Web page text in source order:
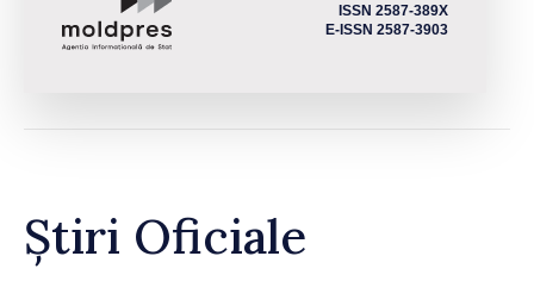
ISSN 2587-389X
E-ISSN 2587-3903
Știri Oficiale